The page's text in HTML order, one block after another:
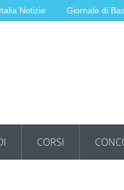
Italia Notizie Giornale di
CORSI